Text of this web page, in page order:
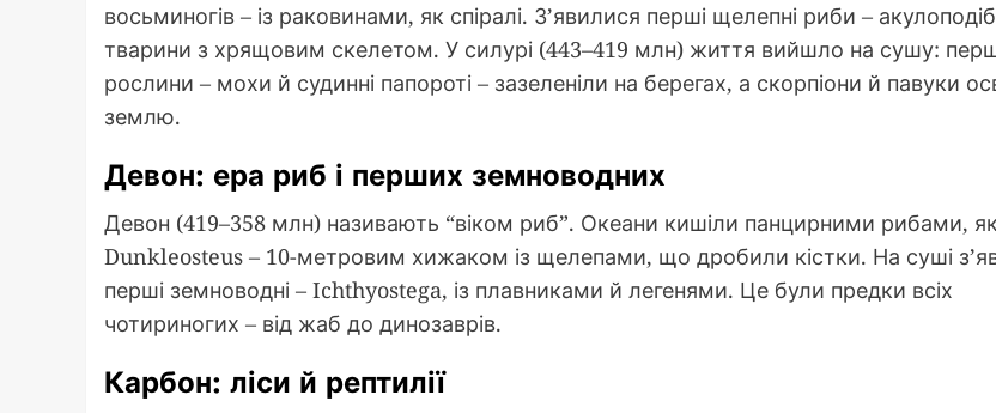
восьминогів – із раковинами, як спіралі. З’явилися перші щелепні риби –
тварини з хрящовим скелетом. У силурі (443–419 млн) життя вийшло на сушу:
рослини – мохи й судинні папороті – зазеленіли на берегах, а скорпіони й павуки
землю.
Девон: ера риб і перших земноводних
Девон (419–358 млн) називають “віком риб”. Океани кишіли панцирними рибами, як
Dunkleosteus – 10-метровим хижаком із щелепами, що дробили кістки. На суші
перші земноводні – Ichthyostega, із плавниками й легенями. Це були предки всіх
чотириногих – від жаб до динозаврів.
Карбон: ліси й рептилії